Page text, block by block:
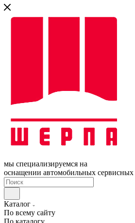
мы специализируемся на
оснащении автомобильных
Каталог
По всему сайту
По каталогу